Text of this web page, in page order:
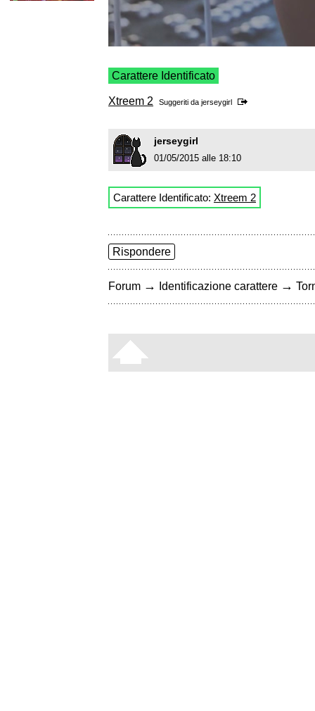
Carattere Identificato
Xtreem 2 Suggeriti da jerseygirl
jerseygirl
01/05/2015 alle 18:10
Carattere Identificato: Xtreem 2
Rispondere
Forum → Identificazione carattere →